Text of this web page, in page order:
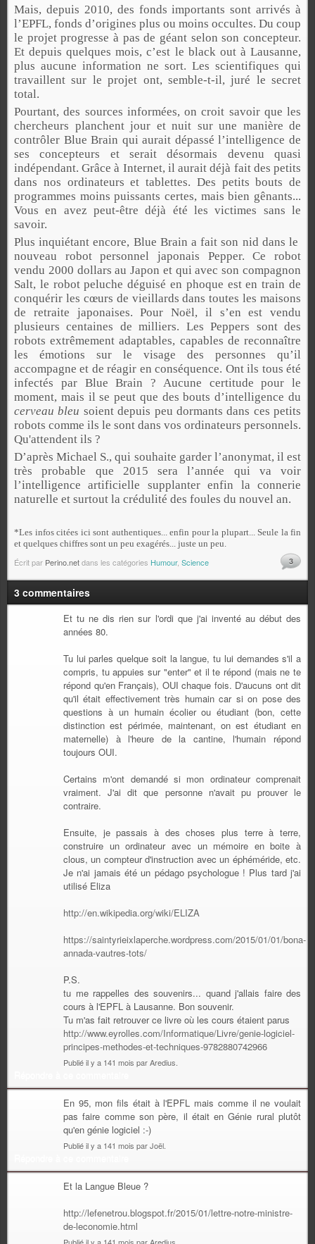
Mais, depuis 2010, des fonds importants sont arrivés à
l’EPFL, fonds d’origines plus ou moins occultes. Du coup
le projet progresse à pas de géant selon son concepteur.
Et depuis quelques mois, c’est le black out à Lausanne,
plus aucune information ne sort. Les scientifiques qui
travaillent sur le projet ont, semble-t-il, juré le secret
total.
Pourtant, des sources informées, on croit savoir que les
chercheurs planchent jour et nuit sur une manière de
contrôler Blue Brain qui aurait dépassé l’intelligence de
ses concepteurs et serait désormais devenu quasi
indépendant. Grâce à Internet, il aurait déjà fait des petits
dans nos ordinateurs et tablettes. Des petits bouts de
programmes moins puissants certes, mais bien gênants...
Vous en avez peut-être déjà été les victimes sans le
savoir.
Plus inquiétant encore, Blue Brain a fait son nid dans le
nouveau robot personnel japonais Pepper. Ce robot
vendu 2000 dollars au Japon et qui avec son compagnon
Salt, le robot peluche déguisé en phoque est en train de
conquérir les cœurs de vieillards dans toutes les maisons
de retraite japonaises. Pour Noël, il s’en est vendu
plusieurs centaines de milliers. Les Peppers sont des
robots extrêmement adaptables, capables de reconnaître
les émotions sur le visage des personnes qu’il
accompagne et de réagir en conséquence. Ont ils tous été
infectés par Blue Brain ? Aucune certitude pour le
moment, mais il se peut que des bouts d’intelligence du
cerveau bleu soient depuis peu dormants dans ces petits
robots comme ils le sont dans vos ordinateurs personnels.
Qu'attendent ils ?
D’après Michael S., qui souhaite garder l’anonymat, il est
très probable que 2015 sera l’année qui va voir
l’intelligence artificielle supplanter enfin la connerie
naturelle et surtout la crédulité des foules du nouvel an.
*Les infos citées ici sont authentiques... enfin pour la plupart... Seule la fin
et quelques chiffres sont un peu exagérés... juste un peu.
Écrit par Perino.netdans les catégories Humour, Science 3
3 commentaires
Et tu ne dis rien sur l'ordi que j'ai inventé au début des
années 80.
Tu lui parles quelque soit la langue, tu lui demandes s'il a
compris, tu appuies sur "enter" et il te répond (mais ne te
répond qu'en Français), OUI chaque fois. D'aucuns ont dit
qu'il était effectivement très humain car si on pose des
questions à un humain écolier ou étudiant (bon, cette
distinction est périmée, maintenant, on est étudiant en
maternelle) à l'heure de la cantine, l'humain répond
toujours OUI.
Certains m'ont demandé si mon ordinateur comprenait
vraiment. J'ai dit que personne n'avait pu prouver le
contraire.
Ensuite, je passais à des choses plus terre à terre,
construire un ordinateur avec un mémoire en boite à
clous, un compteur d'instruction avec un éphéméride, etc.
Je n'ai jamais été un pédago psychologue ! Plus tard j'ai
utilisé Eliza
http://en.wikipedia.org/wiki/ELIZA
https://saintyrieixlaperche.wordpress.com/2015/01/01/bona-
annada-vautres-tots/
P.S.
tu me rappelles des souvenirs... quand j'allais faire des
cours à l'EPFL à Lausanne. Bon souvenir.
Tu m'as fait retrouver ce livre où les cours étaient parus
http://www.eyrolles.com/Informatique/Livre/genie-logiciel-
principes-methodes-et-techniques-9782880742966
Publié il y a 141 mois par Aredius.
En 95, mon fils était à l'EPFL mais comme il ne voulait
pas faire comme son père, il était en Génie rural plutôt
qu'en génie logiciel :-)
Publié il y a 141 mois par Joël.
Et la Langue Bleue ?
http://lefenetrou.blogspot.fr/2015/01/lettre-notre-ministre-
de-leconomie.html